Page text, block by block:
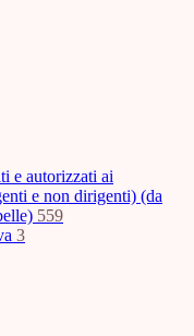
e autorizzati ai
e non dirigenti) (da
559
3